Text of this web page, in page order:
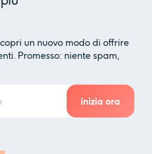
un nuovo modo di offrire
Promesso: niente spam,